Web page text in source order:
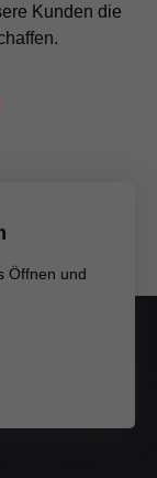
Kunden die
Öffnen und